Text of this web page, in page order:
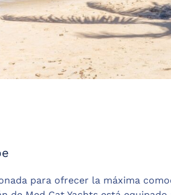
para ofrecer la máxima